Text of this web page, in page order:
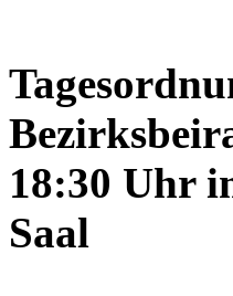
18:30 Uhr
Saal